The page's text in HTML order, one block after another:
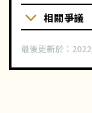
相關爭議
最後更新於：